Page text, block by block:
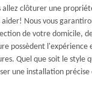
allez clôturer une
aider! Nous vous
de votre domicile,
possèdent l'expérience
Quel que soit le style
une installation